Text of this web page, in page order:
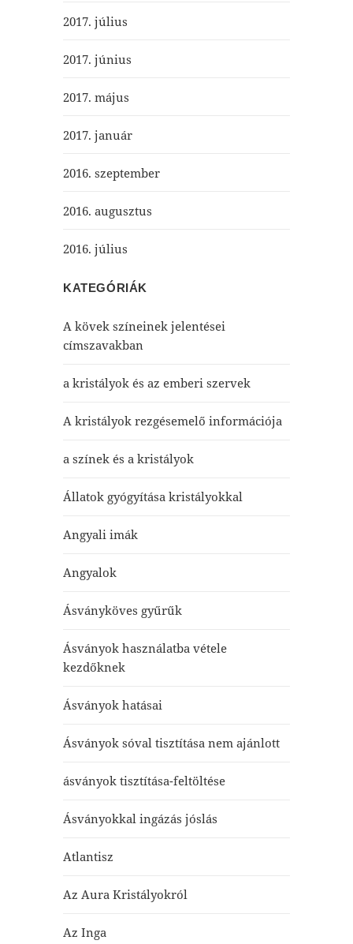
2017. július
2017. június
2017. május
2017. január
2016. szeptember
2016. augusztus
2016. július
KATEGÓRIÁK
A kövek színeinek jelentései
címszavakban
a kristályok és az emberi szervek
A kristályok rezgésemelő információja
a színek és a kristályok
Állatok gyógyítása kristályokkal
Angyali imák
Angyalok
Ásványköves gyűrűk
Ásványok használatba vétele
kezdőknek
Ásványok hatásai
Ásványok sóval tisztítása nem ajánlott
ásványok tisztítása-feltöltése
Ásványokkal ingázás jóslás
Atlantisz
Az Aura Kristályokról
Az Inga